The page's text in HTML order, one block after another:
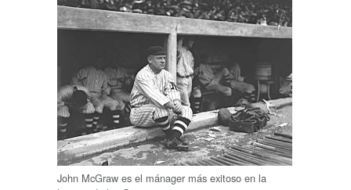
John McGraw es el mánager más exitoso en la